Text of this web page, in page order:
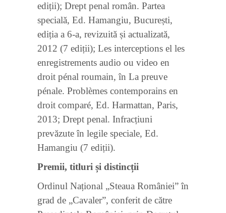
ediții); Drept penal român. Partea
specială, Ed. Hamangiu, București,
ediția a 6-a, revizuită și actualizată,
2012 (7 ediții); Les interceptions el les
enregistrements audio ou video en
droit pénal roumain, în La preuve
pénale. Problèmes contemporains en
droit comparé, Ed. Harmattan, Paris,
2013; Drept penal. Infracțiuni
prevăzute în legile speciale, Ed.
Hamangiu (7 ediții).
Premii, titluri și distincții
Ordinul Național „Steaua României” în
grad de „Cavaler”, conferit de către